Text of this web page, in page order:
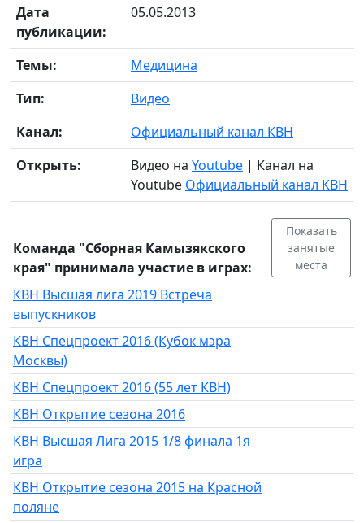
Дата
публикации:
05.05.2013
Темы:
Медицина
Тип:
Видео
Канал:
Официальный канал КВН
Открыть:
Видео на Youtube | Канал на
Youtube Официальный канал КВН
Команда "Сборная Камызякского
края" принимала участие в играх:
Показать
занятые
места
КВН Высшая лига 2019 Встреча
выпускников
КВН Спецпроект 2016 (Кубок мэра
Москвы)
КВН Спецпроект 2016 (55 лет КВН)
КВН Открытие сезона 2016
КВН Высшая Лига 2015 1/8 финала 1я
игра
КВН Открытие сезона 2015 на Красной
поляне